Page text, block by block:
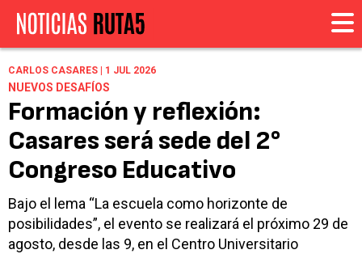
CARLOS CASARES | 1 JUL 2026
NUEVOS DESAFÍOS
Formación y reflexión:
Casares será sede del 2°
Congreso Educativo
Bajo el lema “La escuela como horizonte de
posibilidades”, el evento se realizará el próximo 29 de
agosto, desde las 9, en el Centro Universitario